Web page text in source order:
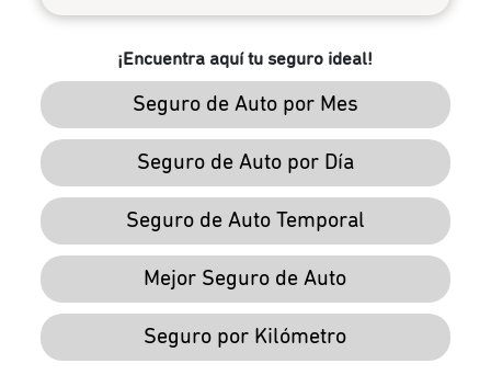
¡Encuentra aquí tu seguro ideal!
Seguro de Auto por Mes
Seguro de Auto por Día
Seguro de Auto Temporal
Mejor Seguro de Auto
Seguro por Kilómetro